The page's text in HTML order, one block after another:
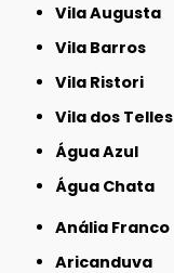
Vila Augusta
Vila Barros
Vila Ristori
Vila dos Telles
Água Azul
Água Chata
Anália Franco
Aricanduva